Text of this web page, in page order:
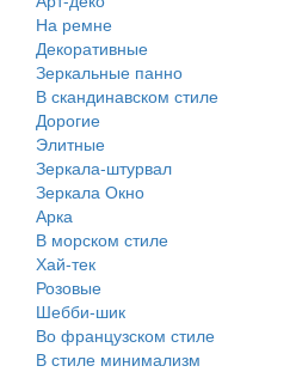
На ремне
Декоративные
Зеркальные панно
В скандинавском стиле
Дорогие
Элитные
Зеркала-штурвал
Зеркала Окно
Арка
В морском стиле
Хай-тек
Розовые
Шебби-шик
Во французском стиле
В стиле минимализм